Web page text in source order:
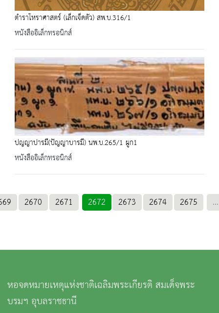
ตำราโหราศาสตร์ (เล็กเจ็ดตัว) สพ.บ.316/1
หนังสืออิเล็กทรอนิกส์
ปญญาปารมี(ปัญญาบารมี) นพ.บ.265/1 ผูก1
หนังสืออิเล็กทรอนิกส์
2670 2671 2672 2673 2674 2675 ...
หอจดหมายเหตุแห่งชาติเฉลิมพระเกียรติ สมเด็จพระ
บรมฯ อุบลราชธานี